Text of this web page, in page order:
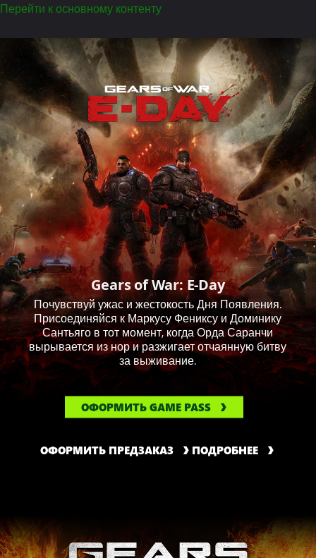
Перейти к основному контенту
Gears of War: E-Day
Почувствуй ужас и жестокость Дня Появления.
Присоединяйся к Маркусу Фениксу и Доминику
Сантьяго в тот момент, когда Орда Саранчи
вырывается из нор и разжигает отчаянную битву
за выживание.
ОФОРМИТЬ GAME PASS
ОФОРМИТЬ ПРЕДЗАКАЗ ПОДРОБНЕЕ